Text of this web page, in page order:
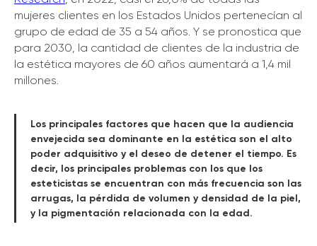
mujeres clientes en los Estados Unidos pertenecían al
grupo de edad de 35 a 54 años. Y se pronostica que
para 2030, la cantidad de clientes de la industria de
la estética mayores de 60 años aumentará a 1,4 mil
millones.
Los principales factores que hacen que la audiencia
envejecida sea dominante en la estética son el alto
poder adquisitivo y el deseo de detener el tiempo. Es
decir, los principales problemas con los que los
esteticistas se encuentran con más frecuencia son las
arrugas, la pérdida de volumen y densidad de la piel,
y la pigmentación relacionada con la edad.
MÁS DETALLES
Conoce las
OFERTAS PROMOCIONALES